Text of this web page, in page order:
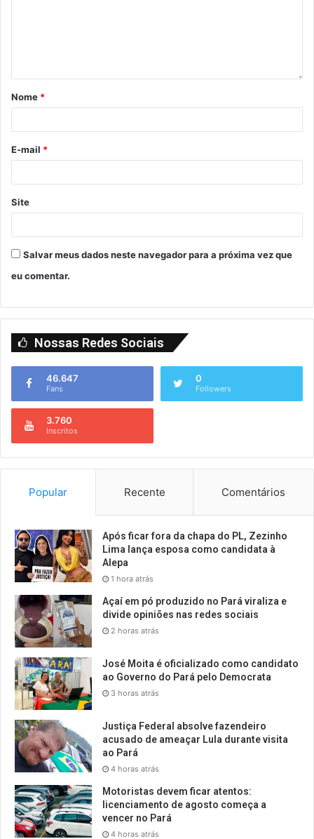
Nome *
E-mail *
Site
Salvar meus dados neste navegador para a próxima vez que
eu comentar.
Nossas Redes Sociais
46.647
Fans
0
Followers
3.760
Inscritos
Popular Recente Comentários
Após ficar fora da chapa do PL, Zezinho
Lima lança esposa como candidata à
Alepa
1 hora atrás
Açaí em pó produzido no Pará viraliza e
divide opiniões nas redes sociais
2 horas atrás
José Moita é oficializado como candidato
ao Governo do Pará pelo Democrata
3 horas atrás
Justiça Federal absolve fazendeiro
acusado de ameaçar Lula durante visita
ao Pará
4 horas atrás
Motoristas devem ficar atentos:
licenciamento de agosto começa a
vencer no Pará
4 horas atrás